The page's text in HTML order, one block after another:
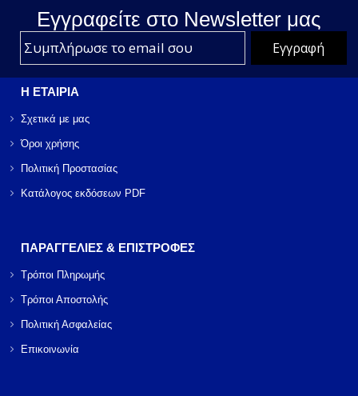
Εγγραφείτε στο Νewsletter μας
Η ΕΤΑΙΡΙΑ
Σχετικά με μας
Όροι χρήσης
Πολιτική Προστασίας
Κατάλογος εκδόσεων PDF
ΠΑΡΑΓΓΕΛΙΕΣ & ΕΠΙΣΤΡΟΦΕΣ
Τρόποι Πληρωμής
Τρόποι Αποστολής
Πολιτική Ασφαλείας
Επικοινωνία